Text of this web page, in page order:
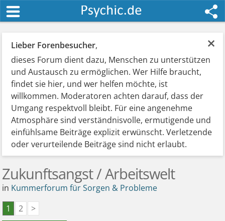
×
Lieber Forenbesucher,
dieses Forum dient dazu, Menschen zu unterstützen
und Austausch zu ermöglichen. Wer Hilfe braucht,
findet sie hier, und wer helfen möchte, ist
willkommen. Moderatoren achten darauf, dass der
Umgang respektvoll bleibt. Für eine angenehme
Atmosphäre sind verständnisvolle, ermutigende und
einfühlsame Beiträge explizit erwünscht. Verletzende
oder verurteilende Beiträge sind nicht erlaubt.
Zukunftsangst / Arbeitswelt
in Kummerforum für Sorgen & Probleme
1
2 >